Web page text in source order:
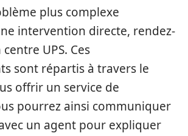
plus complexe
intervention directe, rendez-
UPS. Ces
sont répartis à travers le
offrir un service de
pourrez ainsi communiquer
un agent pour expliquer